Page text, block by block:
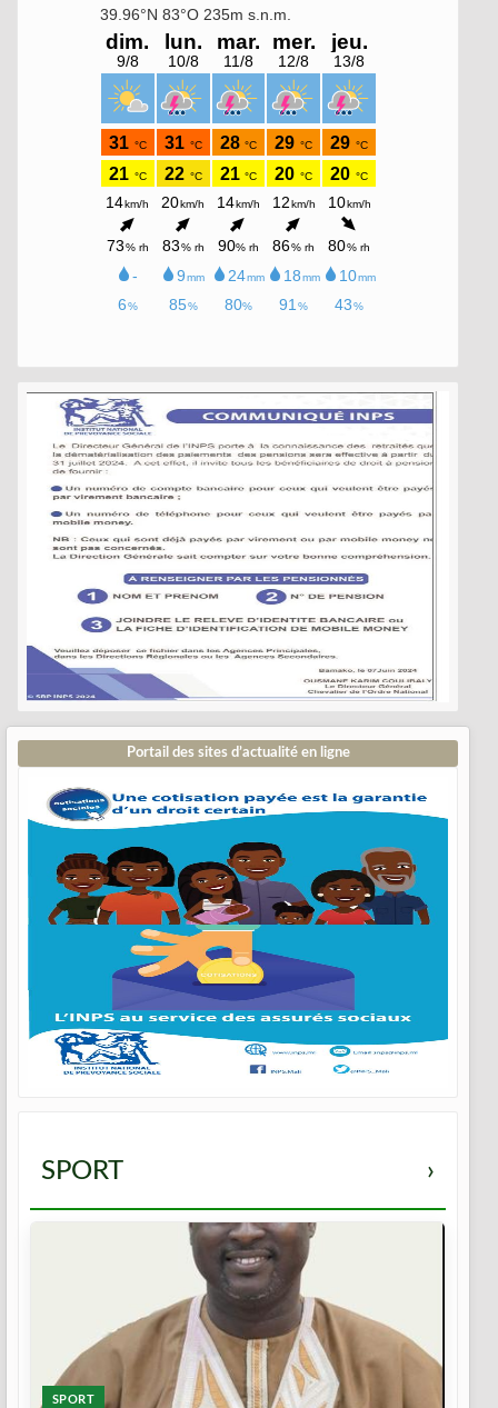
Portail des sites d’actualité en ligne
SPORT ›
SPORT